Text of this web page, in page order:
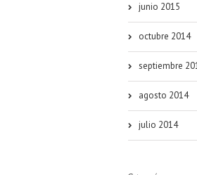
junio 2015
octubre 2014
septiembre
agosto 2014
julio 2014